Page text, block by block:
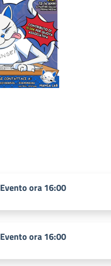
Evento ora 16:00
Evento ora 16:00